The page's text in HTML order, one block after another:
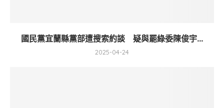
國民黨宜蘭縣黨部遭搜索約談 疑與罷綠委陳俊宇...
2025-04-24